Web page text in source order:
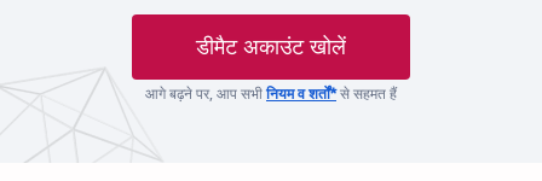
डीमैट अकाउंट खोलें
आगे बढ़ने पर, आप सभीनियम व शर्तों*से सहमत हैं